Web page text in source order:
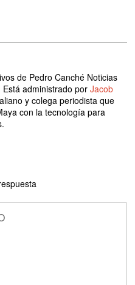
de Pedro Canché Noticias
Está administrado porJacob
y colega periodista que
con la tecnología para